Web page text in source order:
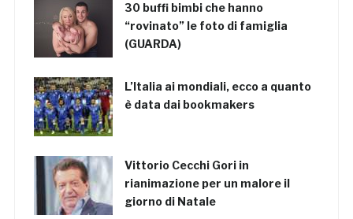
30 buffi bimbi che hanno
“rovinato” le foto di famiglia
(GUARDA)
L’Italia ai mondiali, ecco a quanto
è data dai bookmakers
Vittorio Cecchi Gori in
rianimazione per un malore il
giorno di Natale